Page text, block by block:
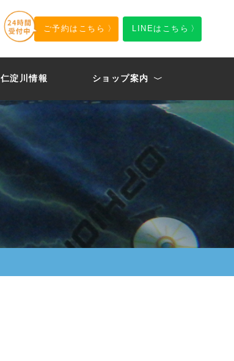
ご予約はこちら LINEはこちら
仁淀川情報 ショップ案内